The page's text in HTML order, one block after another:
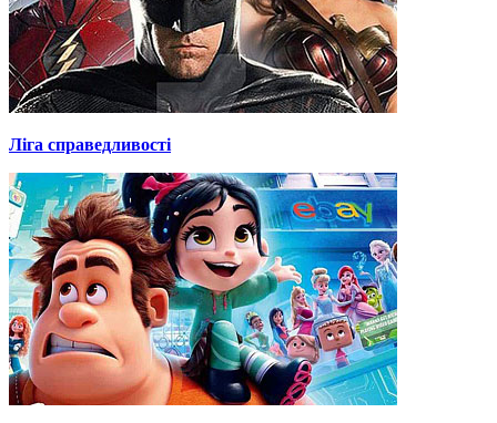
Ліга справедливості